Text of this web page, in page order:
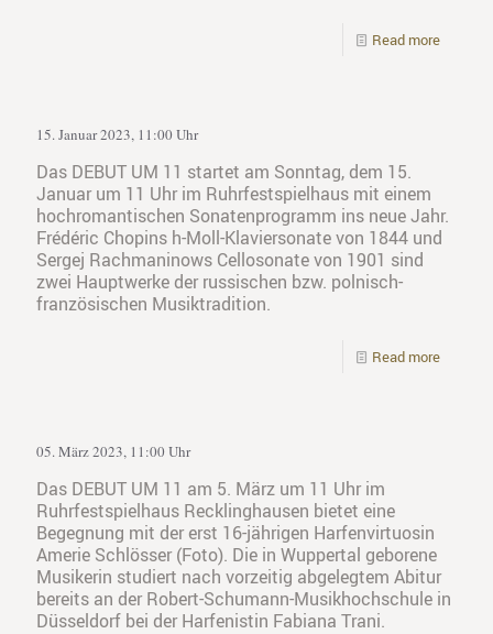
Read more
15. Januar 2023, 11:00 Uhr
Das DEBUT UM 11 startet am Sonntag, dem 15.
Januar um 11 Uhr im Ruhrfestspielhaus mit einem
hochromantischen Sonatenprogramm ins neue Jahr.
Frédéric Chopins h-Moll-Klaviersonate von 1844 und
Sergej Rachmaninows Cellosonate von 1901 sind
zwei Hauptwerke der russischen bzw. polnisch-
französischen Musiktradition.
Read more
05. März 2023, 11:00 Uhr
Das DEBUT UM 11 am 5. März um 11 Uhr im
Ruhrfestspielhaus Recklinghausen bietet eine
Begegnung mit der erst 16-jährigen Harfenvirtuosin
Amerie Schlösser (Foto). Die in Wuppertal geborene
Musikerin studiert nach vorzeitig abgelegtem Abitur
bereits an der Robert-Schumann-Musikhochschule in
Düsseldorf bei der Harfenistin Fabiana Trani.